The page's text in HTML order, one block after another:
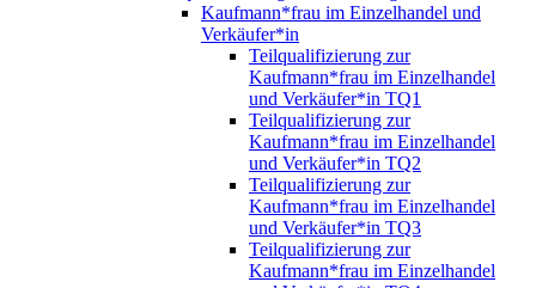
Kaufmann*frau im Einzelhandel und
Verkäufer*in
Teilqualifizierung zur
Kaufmann*frau im Einzelhandel
und Verkäufer*in TQ1
Teilqualifizierung zur
Kaufmann*frau im Einzelhandel
und Verkäufer*in TQ2
Teilqualifizierung zur
Kaufmann*frau im Einzelhandel
und Verkäufer*in TQ3
Teilqualifizierung zur
Kaufmann*frau im Einzelhandel